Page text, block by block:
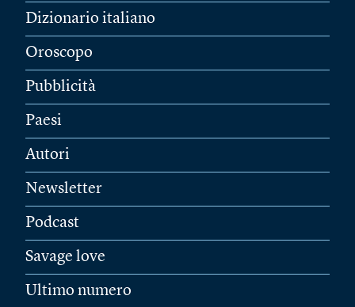
Dizionario italiano
Oroscopo
Pubblicità
Paesi
Autori
Newsletter
Podcast
Savage love
Ultimo numero